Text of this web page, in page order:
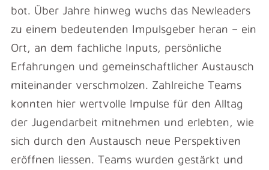
bot. Über Jahre hinweg wuchs das Newleaders
zu einem bedeutenden Impulsgeber heran – ein
Ort, an dem fachliche Inputs, persönliche
Erfahrungen und gemeinschaftlicher Austausch
miteinander verschmolzen. Zahlreiche Teams
konnten hier wertvolle Impulse für den Alltag
der Jugendarbeit mitnehmen und erlebten, wie
sich durch den Austausch neue Perspektiven
eröffnen liessen. Teams wurden gestärkt und